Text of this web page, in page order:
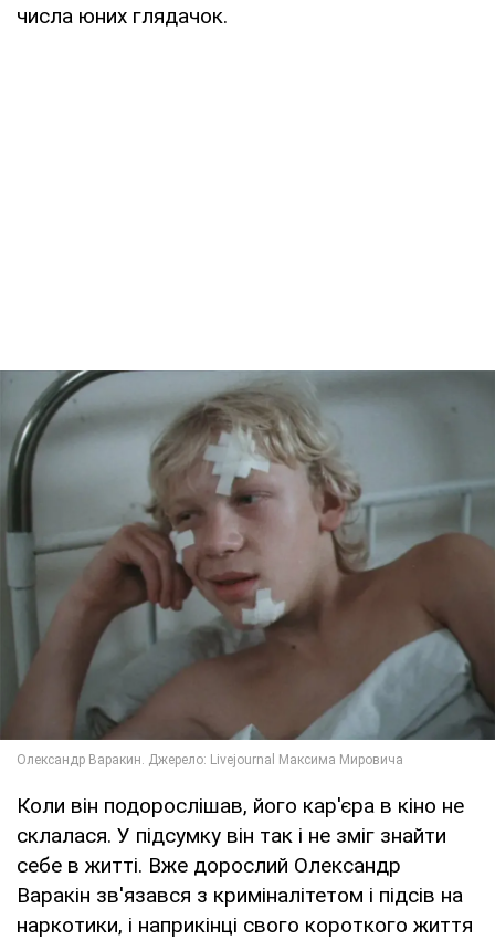
числа юних глядачок.
Коли він подорослішав, його кар'єра в кіно не
склалася. У підсумку він так і не зміг знайти
себе в житті. Вже дорослий Олександр
Варакін зв'язався з криміналітетом і підсів на
наркотики, і наприкінці свого короткого життя